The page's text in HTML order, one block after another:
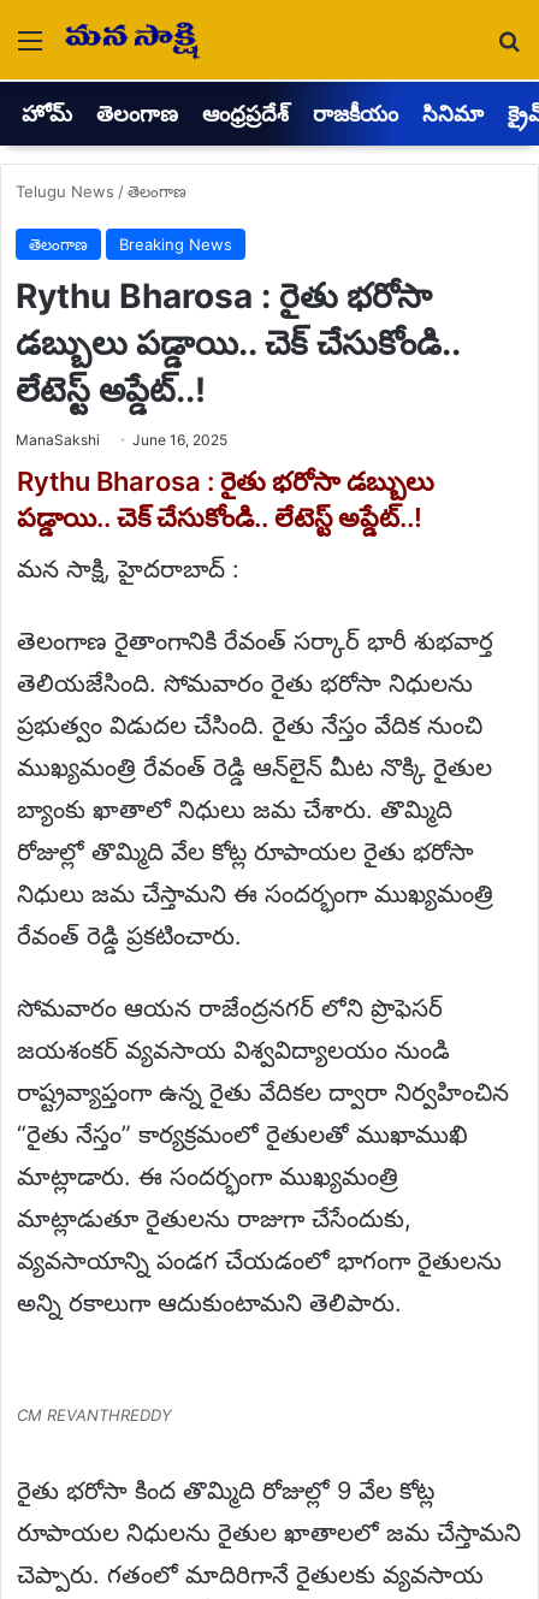
Menu
హోమ్ తెలంగాణ ఆంధ్రప్రదేశ్ రాజకీయం సినిమా
Telugu News /తెలంగాణ
తెలంగాణ Breaking News
Rythu Bharosa : రైతు భరోసా
డబ్బులు పడ్డాయి.. చెక్ చేసుకోండి..
లేటెస్ట్ అప్డేట్..!
ManaSakshi Send
email
June 16, 2025
Rythu Bharosa : రైతు భరోసా డబ్బులు
పడ్డాయి.. చెక్ చేసుకోండి.. లేటెస్ట్ అప్డేట్..!
మన సాక్షి, హైదరాబాద్ :
తెలంగాణ రైతాంగానికి రేవంత్ సర్కార్ భారీ శుభవార్త
తెలియజేసింది. సోమవారం రైతు భరోసా నిధులను
ప్రభుత్వం విడుదల చేసింది. రైతు నేస్తం వేదిక నుంచి
ముఖ్యమంత్రి రేవంత్ రెడ్డి ఆన్‌లైన్ మీట నొక్కి రైతుల
బ్యాంకు ఖాతాలో నిధులు జమ చేశారు. తొమ్మిది
రోజుల్లో తొమ్మిది వేల కోట్ల రూపాయల రైతు భరోసా
నిధులు జమ చేస్తామని ఈ సందర్భంగా ముఖ్యమంత్రి
రేవంత్ రెడ్డి ప్రకటించారు.
సోమవారం ఆయన రాజేంద్రనగర్ లోని ప్రొఫెసర్
జయశంకర్ వ్యవసాయ విశ్వవిద్యాలయం నుండి
రాష్ట్రవ్యాప్తంగా ఉన్న రైతు వేదికల ద్వారా నిర్వహించిన
“రైతు నేస్తం” కార్యక్రమంలో రైతులతో ముఖాముఖి
మాట్లాడారు. ఈ సందర్భంగా ముఖ్యమంత్రి
మాట్లాడుతూ రైతులను రాజుగా చేసేందుకు,
వ్యవసాయాన్ని పండగ చేయడంలో భాగంగా రైతులను
అన్ని రకాలుగా ఆదుకుంటామని తెలిపారు.
CM REVANTHREDDY
రైతు భరోసా కింద తొమ్మిది రోజుల్లో 9 వేల కోట్ల
రూపాయల నిధులను రైతుల ఖాతాలలో జమ చేస్తామని
చెప్పారు. గతంలో మాదిరిగానే రైతులకు వ్యవసాయ